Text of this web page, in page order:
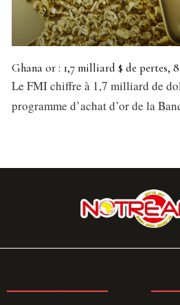
Ghana or : 1,7 milliard $ de pertes,
Le FMI chiffre à 1,7 milliard de
programme d’achat d’or de la